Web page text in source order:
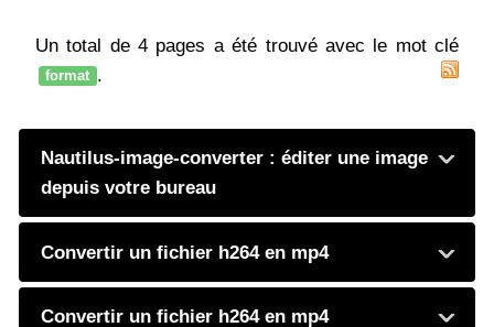
Un total de 4 pages a été trouvé avec le mot clé
format .
Nautilus-image-converter : éditer une image
depuis votre bureau
Convertir un fichier h264 en mp4
Convertir un fichier h264 en mp4